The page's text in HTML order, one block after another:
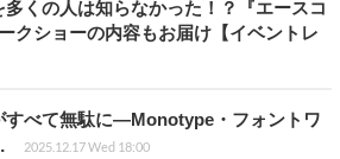
くの人は知らなかった！？『エースコ
クショーの内容もお届け【イベントレ
すべて無駄に―Monotype・フォントワ
2025.12.17 Wed 18:00